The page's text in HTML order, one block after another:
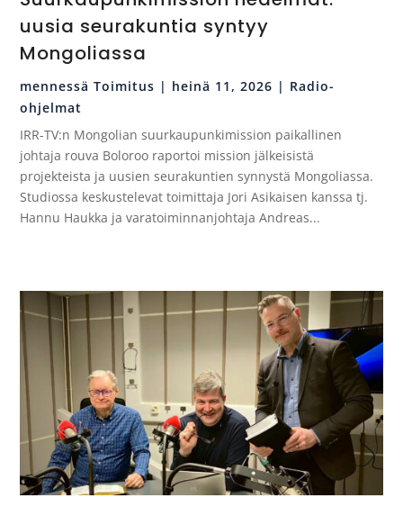
uusia seurakuntia syntyy
Mongoliassa
mennessäToimitus | heinä 11, 2026 | Radio-
ohjelmat
IRR-TV:n Mongolian suurkaupunkimission paikallinen
johtaja rouva Boloroo raportoi mission jälkeisistä
projekteista ja uusien seurakuntien synnystä Mongoliassa.
Studiossa keskustelevat toimittaja Jori Asikaisen kanssa tj.
Hannu Haukka ja varatoiminnanjohtaja Andreas...